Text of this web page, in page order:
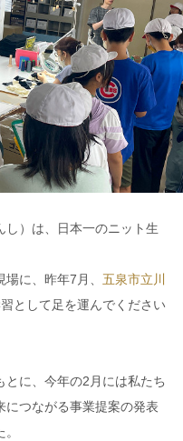
し）は、日本一のニット生
に、昨年7月、 五泉市立川
として足を運んでください
に、今年の2月には私たち
につながる事業提案の発表